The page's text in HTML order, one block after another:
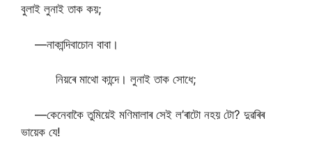
বুলাই লুনাই তাক কয়;
—নাকান্দিবাচোন বাবা।
নিয়ৰে মাথো কান্দে। লুনাই তাক সোধে;
—কেনেবাকৈ তুমিয়েই মণিমালাৰ সেই ল’ৰাটো নহয় টো? দুৱৰিৰ
ভায়েক যে!